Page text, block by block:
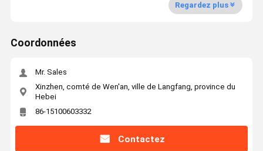
Regardez plus
Coordonnées
Mr. Sales
Xinzhen, comté de Wen'an, ville de Langfang, province du
Hebei
86-15100603332
Contactez